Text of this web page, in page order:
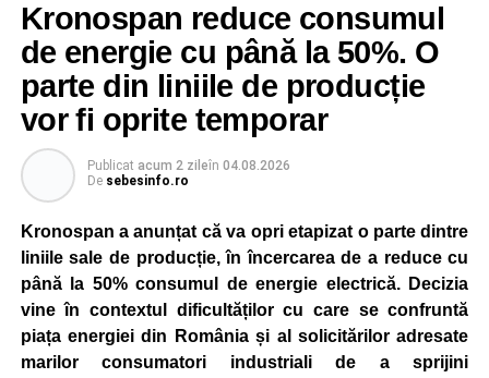
Kronospan reduce consumul
de energie cu până la 50%. O
parte din liniile de producție
vor fi oprite temporar
Publicat acum 2 zileîn 04.08.2026
De sebesinfo.ro
Kronospan a anunțat că va opri etapizat o parte dintre
liniile sale de producție, în încercarea de a reduce cu
până la 50% consumul de energie electrică. Decizia
vine în contextul dificultăților cu care se confruntă
piața energiei din România și al solicitărilor adresate
marilor consumatori industriali de a sprijini